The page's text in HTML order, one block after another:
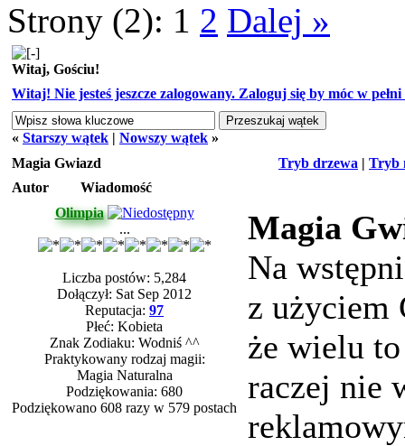
Strony (2): 1 2 Dalej »
Witaj, Gościu!
Witaj! Nie jesteś jeszcze zalogowany. Zaloguj się by móc w
« Starszy wątek | Nowszy wątek »
Tryb drzewa | Tryb
Magia Gwiazd
Autor
Wiadomość
Olimpia
...
Liczba postów: 5,284
Dołączył: Sat Sep 2012
Reputacja: 97
Płeć: Kobieta
Znak Zodiaku: Wodniś ^^
Praktykowany rodzaj magii:
Magia Naturalna
Podziękowania: 680
Podziękowano 608 razy w 579 postach
Magia
Na
z użyciem
że wielu
raczej nie